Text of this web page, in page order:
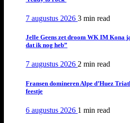
7 augustus 2026 3 min read
Jelle Geens zet droom WK IM Kona
dat ik nog heb”
7 augustus 2026 2 min read
Fransen domineren Alpe d’Huez
feestje
6 augustus 2026 1 min read